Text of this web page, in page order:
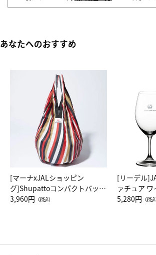
あなたへのおすすめ
[マーナxJALショッピン
グ]Shupattoコンパクトバッグ
Drop JAL客室乗務員（LC）ス
3,960円 （税込）
[リーデル
ァチュア
ト（レッド
5,280円 （税込